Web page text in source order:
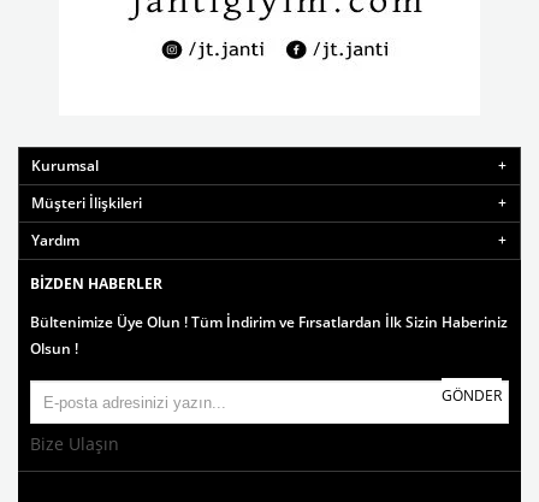
Kurumsal
Müşteri İlişkileri
Yardım
BIZDEN HABERLER
Bültenimize Üye Olun ! Tüm İndirim ve Fırsatlardan İlk Sizin Haberiniz
Olsun !
GÖNDER
Bize Ulaşın